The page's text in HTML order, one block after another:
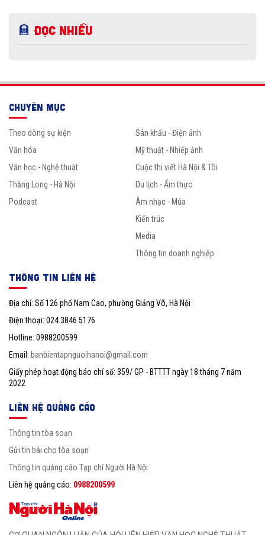
Đọc nhiều
CHUYÊN MỤC
Theo dòng sự kiện
Văn hóa
Văn học - Nghệ thuật
Thăng Long - Hà Nội
Podcast
Sân khấu - Điện ảnh
Mỹ thuật - Nhiếp ảnh
Cuộc thi viết Hà Nội & Tôi
Du lịch - Ẩm thực
Âm nhạc - Múa
Kiến trúc
Media
Thông tin doanh nghiệp
THÔNG TIN LIÊN HỆ
Địa chỉ: Số 126 phố Nam Cao, phường Giảng Võ, Hà Nội
Điện thoại: 024 3846 5176
Hotline: 0988200599
Email: banbientapnguoihanoi@gmail.com
Giấy phép hoạt động báo chí số: 359/ GP - BTTTT ngày 18 tháng 7 năm
2022
LIÊN HỆ QUẢNG CÁO
Thông tin tòa soạn
Gửi tin bài cho tòa soạn
Thông tin quảng cáo Tạp chí Người Hà Nội
Liên hệ quảng cáo: 0988200599